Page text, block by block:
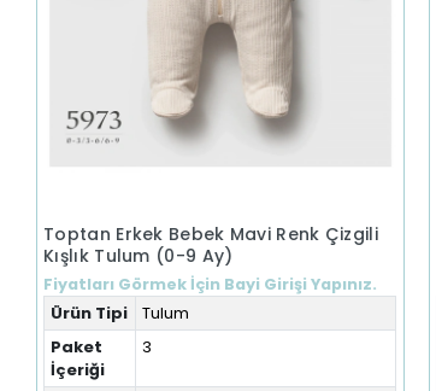
Toptan Erkek Bebek Mavi Renk Çizgili
Kışlık Tulum (0-9 Ay)
Fiyatları Görmek İçin Bayi Girişi Yapınız.
Ürün Tipi
Tulum
Paket
İçeriği
3